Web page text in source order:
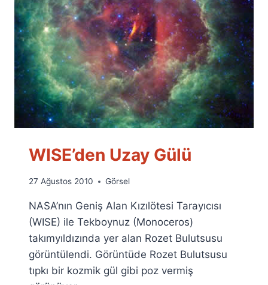
WISE’den Uzay Gülü
By
Fuat
Özyar
27 Ağustos 2010 Görsel
NASA’nın Geniş Alan Kızılötesi Tarayıcısı
(WISE) ile Tekboynuz (Monoceros)
takımyıldızında yer alan Rozet Bulutsusu
görüntülendi. Görüntüde Rozet Bulutsusu
tıpkı bir kozmik gül gibi poz vermiş